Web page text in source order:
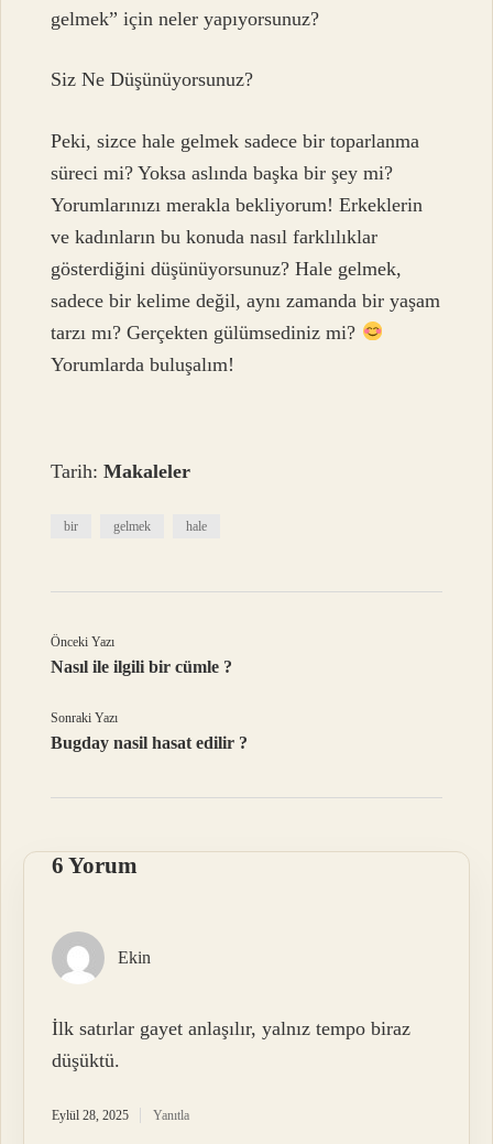
gelmek” için neler yapıyorsunuz?
Siz Ne Düşünüyorsunuz?
Peki, sizce hale gelmek sadece bir toparlanma
süreci mi? Yoksa aslında başka bir şey mi?
Yorumlarınızı merakla bekliyorum! Erkeklerin
ve kadınların bu konuda nasıl farklılıklar
gösterdiğini düşünüyorsunuz? Hale gelmek,
sadece bir kelime değil, aynı zamanda bir yaşam
tarzı mı? Gerçekten gülümsediniz mi?
Yorumlarda buluşalım!
Tarih:Makaleler
bir gelmek hale
Önceki Yazı
Nasıl ile ilgili bir cümle ?
Sonraki Yazı
Bugday nasil hasat edilir ?
6 Yorum
Ekin
İlk satırlar gayet anlaşılır, yalnız tempo biraz
düşüktü.
Eylül 28, 2025 Yanıtla